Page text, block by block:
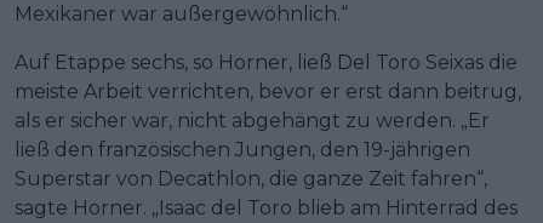
Mexikaner war außergewöhnlich.“
Auf Etappe sechs, so Horner, ließ Del Toro Seixas die
meiste Arbeit verrichten, bevor er erst dann beitrug,
als er sicher war, nicht abgehängt zu werden. „Er
ließ den französischen Jungen, den 19-jährigen
Superstar von Decathlon, die ganze Zeit fahren“,
sagte Horner. „Isaac del Toro blieb am Hinterrad des